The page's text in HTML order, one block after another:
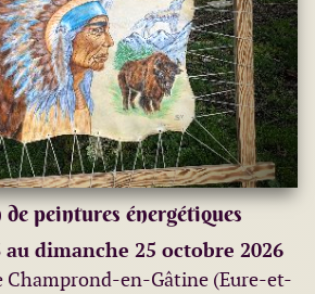
peintures énergétiques
dimanche 25 octobre 2026
Champrond-en-Gâtine (Eure-et-